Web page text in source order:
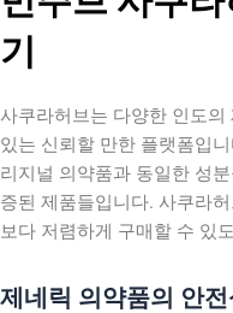
기
사쿠라허브는 다양한 인도
있는 신뢰할 만한 플랫폼입
리지널 의약품과 동일한 성
증된 제품들입니다. 사쿠라
보다 저렴하게 구매할 수 있
제네릭 의약품의 안전